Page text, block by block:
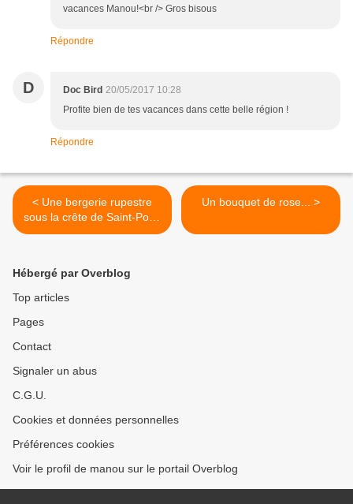
vacances Manou!<br /> Gros bisous
Répondre
D Doc Bird 20/05/2017 10:28
Profite bien de tes vacances dans cette belle région !
Répondre
< Une bergerie rupestre
sous la crête de Saint-Pons
/ Balade en Provence dans
Un bouquet de rose... >
Hébergé par Overblog
Top articles
Pages
Contact
Signaler un abus
C.G.U.
Cookies et données personnelles
Préférences cookies
Voir le profil de manou sur le portail Overblog